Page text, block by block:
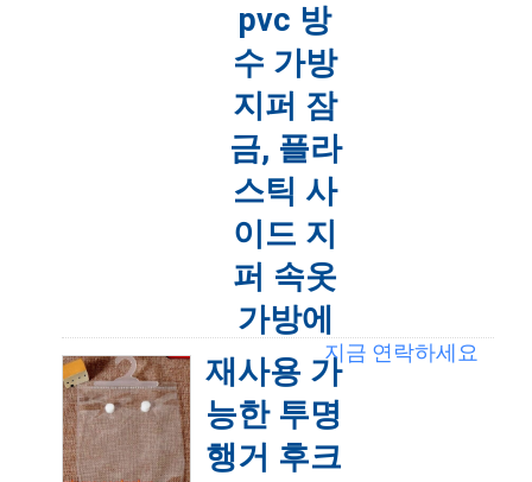
pvc 방
수 가방
지퍼 잠
금, 플라
스틱 사
이드 지
퍼 속옷
가방에
대 한 가
방
옷걸이 가방, 후크 가방, 의류 가방,
BOTTON 폐쇄 가방, EVA 프로스트 졸라매
재사용 가
능한 투명
행거 후크
지금 연락하세요